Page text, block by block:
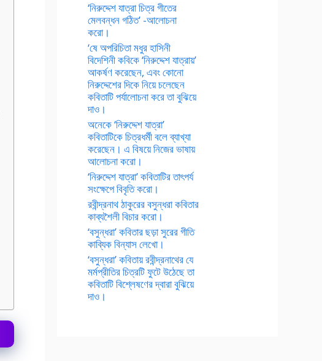
‘নিরুদ্দেশ যাত্রা চিত্র গীতের
মেলবন্ধন গঠিত’ -আলোচনা
করো।
‘ষে অপরিচিতা মধুর হাসিনী
বিদেশিনী কবিকে ‘নিরুদ্দেশ যাত্রায়’
আকর্ষণ করেছেন, এবং কোনো
নিরুদ্দেশের দিকে নিয়ে চলেছেন
কবিতাটি পর্যালোচনা করে তা বুঝিয়ে
দাও।
অনেকে ‘নিরুদ্দেশ যাত্রা’
কবিতাটিকে চিত্রধর্মী বলে ব্যাখ্যা
করেছেন। এ বিষয়ে নিজের ভাষায়
আলোচনা করো।
‘নিরুদ্দেশ যাত্রা’ কবিতাটির তাৎপর্য
সংক্ষেপে বিবৃতি করো।
রবীন্দ্রনাথ ঠাকুরের বসুন্ধরা কবিতার
কাব্যশৈলী বিচার করো।
‘বসুন্ধরা’ কবিতার ছড়া সুরের গীতি
কাব্যিক বিন্যাস লেখো।
‘বসুন্ধরা’ কবিতায় রবীন্দ্রনাথের যে
মর্মপ্রীতির চিত্রটি ফুটে উঠেছে তা
কবিতাটি বিশ্লেষণের দ্বারা বুঝিয়ে
দাও।